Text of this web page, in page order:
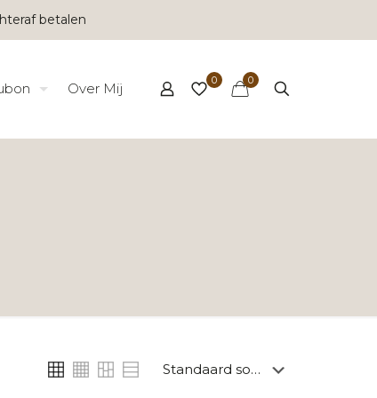
betalen
Over Mij 0 0